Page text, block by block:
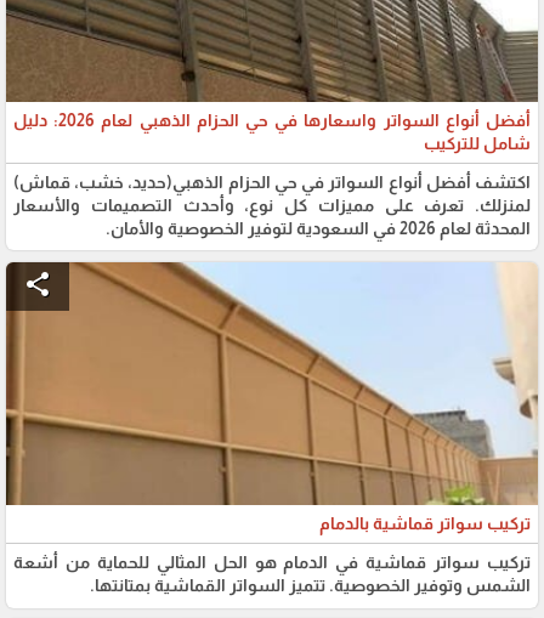
أفضل أنواع السواتر واسعارها في حي الحزام الذهبي لعام 2026: دليل
شامل للتركيب
اكتشف أفضل أنواع السواتر في حي الحزام الذهبي(حديد، خشب، قماش)
لمنزلك. تعرف على مميزات كل نوع، وأحدث التصميمات والأسعار
المحدثة لعام 2026 في السعودية لتوفير الخصوصية والأمان.
share
تركيب سواتر قماشية بالدمام
​تركيب سواتر قماشية في الدمام هو الحل المثالي للحماية من أشعة
الشمس وتوفير الخصوصية. تتميز السواتر القماشية بمتانتها.